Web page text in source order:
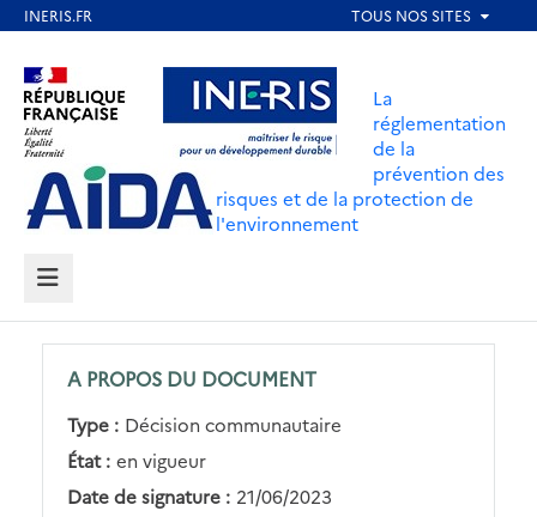
contenu
principal
Aller au contenu Aller au menu
Aller au pied de page
La
réglementation
de la
prévention des
risques et de la protection de
l'environnement
MENU
A PROPOS DU DOCUMENT
Type : Décision communautaire
État : en vigueur
Date de signature : 21/06/2023